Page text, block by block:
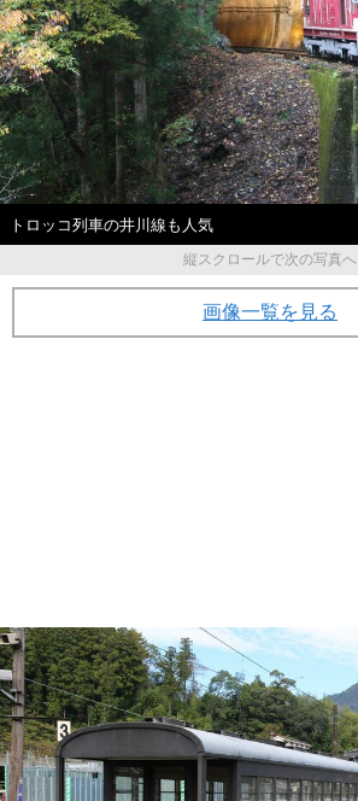
トロッコ列車の井川線も人気
縦スクロールで次の写真へ
画像一覧を見る